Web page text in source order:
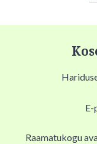
E-
Raamatukogu